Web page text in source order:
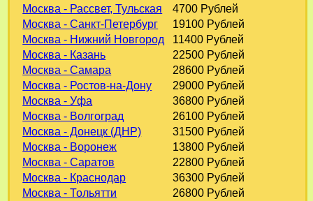
Москва - Рассвет, Тульская
4700 Рублей
Москва - Санкт-Петербург
19100 Рублей
Москва - Нижний Новгород
11400 Рублей
Москва - Казань
22500 Рублей
Москва - Самара
28600 Рублей
Москва - Ростов-на-Дону
29000 Рублей
Москва - Уфа
36800 Рублей
Москва - Волгоград
26100 Рублей
Москва - Донецк (ДНР)
31500 Рублей
Москва - Воронеж
13800 Рублей
Москва - Саратов
22800 Рублей
Москва - Краснодар
36300 Рублей
Москва - Тольятти
26800 Рублей